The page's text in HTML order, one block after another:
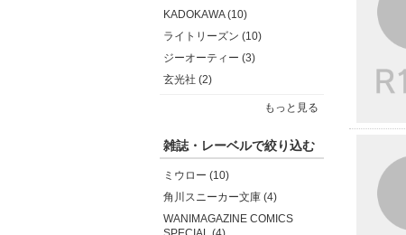
KADOKAWA (10)
ライトリーズン (10)
ジーオーティー (3)
玄光社 (2)
もっと見る
雑誌・レーベルで絞り込む
ミウロー (10)
角川スニーカー文庫 (4)
WANIMAGAZINE COMICS